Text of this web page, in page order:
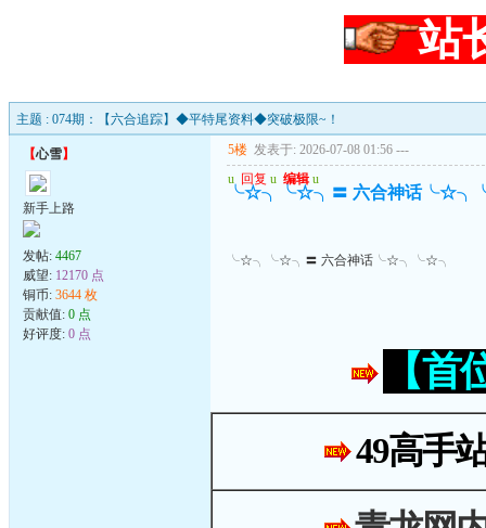
站
主题 : 074期：【六合追踪】◆平特尾资料◆突破极限~！
【心雪】
新手上路
发帖: 4467
威望: 12170 点
铜币: 3644 枚
贡献值: 0 点
好评度: 0 点
5楼 发表于: 2026-07-08 01:56 ---
u 回复 u 编辑 u
╰☆╮╰☆╮〓 六合神话
╰☆╮╰☆╮〓 六合神话╰☆╮╰☆╮
【
49高手